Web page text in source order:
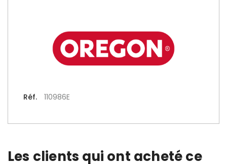
Réf. 110986E
Les clients qui ont acheté ce